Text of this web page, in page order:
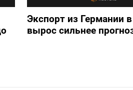
Экспорт из Германии
вырос сильнее